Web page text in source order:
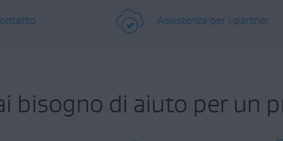
Assistenza per i partner
bisogno di aiuto per un